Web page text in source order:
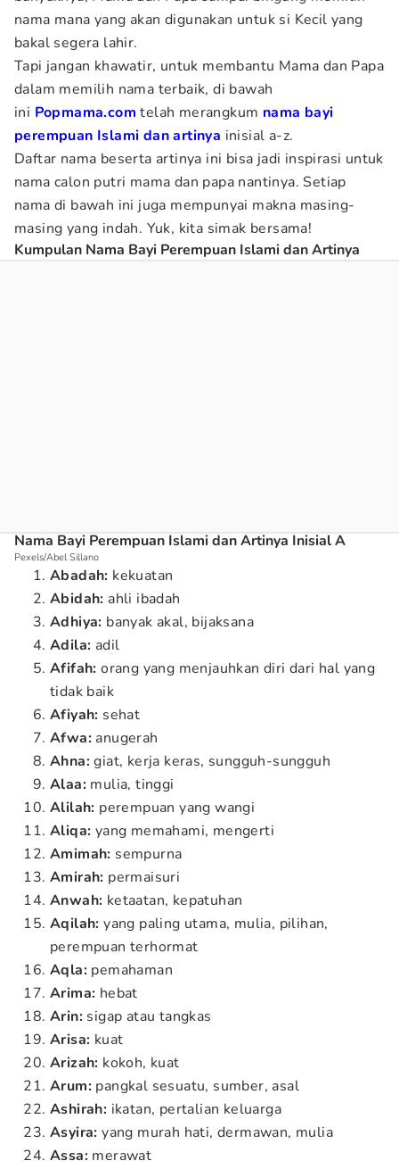
nama mana yang akan digunakan untuk si Kecil yang
bakal segera lahir.
Tapi jangan khawatir, untuk membantu Mama dan Papa
dalam memilih nama terbaik, di bawah
ini Popmama.com telah merangkum nama bayi
perempuan Islami dan artinya inisial a-z.
Daftar nama beserta artinya ini bisa jadi inspirasi untuk
nama calon putri mama dan papa nantinya. Setiap
nama di bawah ini juga mempunyai makna masing-
masing yang indah. Yuk, kita simak bersama!
Kumpulan Nama Bayi Perempuan Islami dan Artinya
Nama Bayi Perempuan Islami dan Artinya Inisial A
Pexels/Abel Sillano
Abadah: kekuatan
Abidah: ahli ibadah
Adhiya: banyak akal, bijaksana
Adila: adil
Afifah: orang yang menjauhkan diri dari hal yang
tidak baik
Afiyah: sehat
Afwa: anugerah
Ahna:giat, kerja keras, sungguh-sungguh
Alaa: mulia, tinggi
Alilah: perempuan yang wangi
Aliqa: yang memahami, mengerti
Amimah: sempurna
Amirah: permaisuri
Anwah: ketaatan, kepatuhan
Aqilah: yang paling utama, mulia, pilihan,
perempuan terhormat
Aqla: pemahaman
Arima: hebat
Arin: sigap atau tangkas
Arisa: kuat
Arizah: kokoh, kuat
Arum: pangkal sesuatu, sumber, asal
Ashirah: ikatan, pertalian keluarga
Asyira:yang murah hati, dermawan, mulia
Assa: merawat